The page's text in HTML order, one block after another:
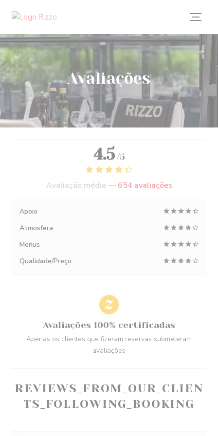
Avaliações
REVIEWS_FROM_OUR_CLIEN
TS_FOLLOWING_BOOKING
4.5 /5
Avaliação média — 654 avaliações
Apoio
Atmosfera
Menus
Qualidade/Preço
Avaliações 100% certificadas
Apenas os clientes que fizeram reservas submeteram
avaliações